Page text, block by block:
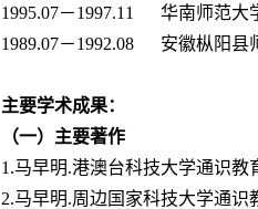
1995.07－1997.11 华南师范大
1989.07－1992.08 安徽枞阳县
主要学术成果：
（一）主要著作
1.马早明.港澳台科技大学通识教
2.马早明.周边国家科技大学通识